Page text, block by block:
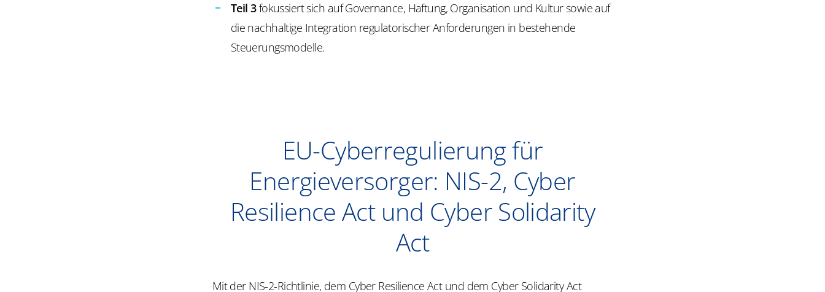
Teil 3fokussiert sich aufGovernance, Haftung, Organisation und Kultur sowie auf
die nachhaltige Integration regulatorischer Anforderungen in bestehende
Steuerungsmodelle.
EU-Cyberregulierung für
Energieversorger: NIS-2, Cyber
Resilience Act und Cyber Solidarity
Act
Mit der NIS-2-Richtlinie, dem Cyber Resilience Act und dem Cyber SolidarityAct